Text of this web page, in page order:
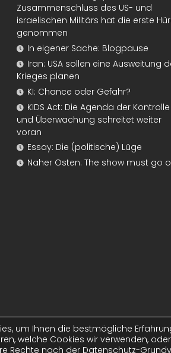
Zusammenschluss des US- und
israelischen Militärs hat die erste
genommen
In eigener Sache: Blogpause
Iran: USA sollen eine Ausweitung
Krieges planen
KI: Chance oder Gefahr?
KIDS Act: Die Agenda der Kontrolle
und Überwachung schreitet weiter
voran
Essay: Die (politische) Lüge
Naher Osten: The show must go
. Alle Artikel stehen unter derCC
um Ihnen die bestmögliche
welche Cookies wir verwenden,
Rechte nach der Datenschutz-